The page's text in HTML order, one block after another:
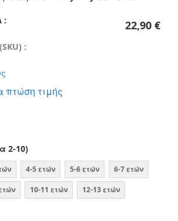
:
:
22,90 €
πτώση τιμής
2-10)
4-5 ετών 5-6 ετών 6-7 ετών
10-11 ετών 12-13 ετών